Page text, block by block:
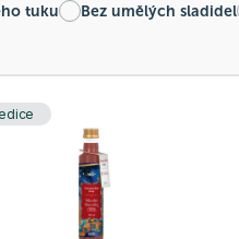
tuku
Bez umělých sladidel